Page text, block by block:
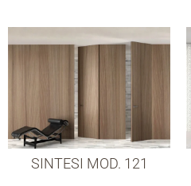
SINTESI MOD. 121